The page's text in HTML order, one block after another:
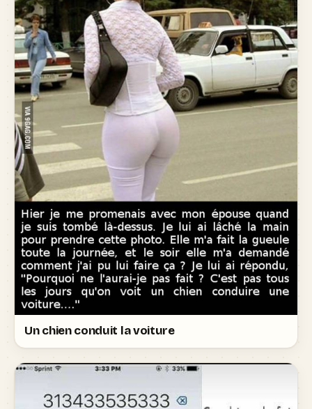
Un chien conduit la voiture